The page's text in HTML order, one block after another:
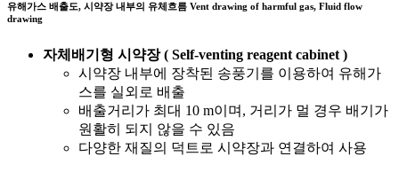
유해가스 배출도, 시약장 내부의 유체흐름 Vent drawing of harmful gas, Fluid flow
drawing
자체배기형 시약장 ( Self-venting reagent cabinet )
시약장 내부에 장착된 송풍기를 이용하여 유해가
스를 실외로 배출
배출거리가 최대 10 m이며, 거리가 멀 경우 배기가
원활히 되지 않을 수 있음
다양한 재질의 덕트로 시약장과 연결하여 사용